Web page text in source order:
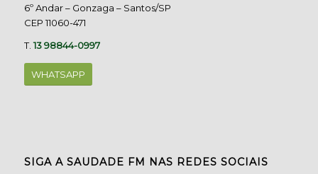
6º Andar – Gonzaga – Santos/SP
CEP 11060-471
T.13 98844-0997
WHATSAPP
SIGA A SAUDADE FM NAS REDES SOCIAIS